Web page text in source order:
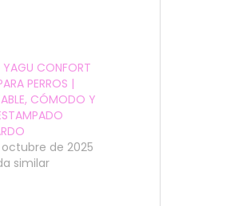
YAGU CONFORT
PERROS |
CÓMODO Y
de 2025
similar